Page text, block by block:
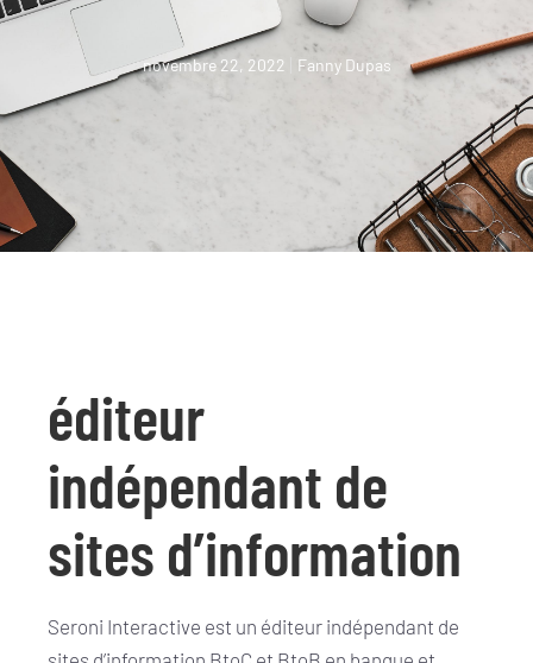
novembre 22, 2022 Fanny Dupas
éditeur
indépendant de
sites d’information
Seroni Interactive est un éditeur indépendant de